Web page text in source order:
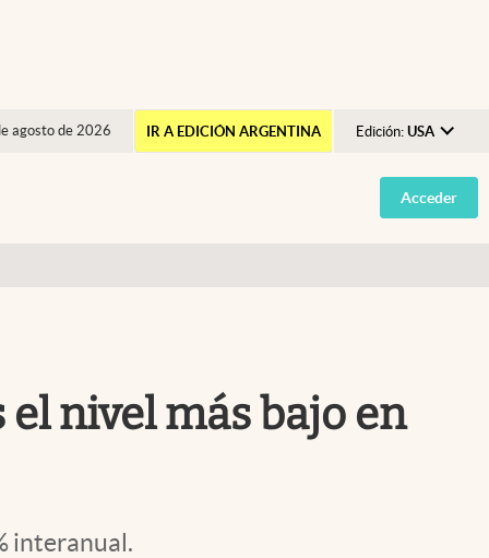
agosto de 2026 IR A EDICIÓN ARGENTINA Edición: USA
Argentina
España
Acceder
el nivel más bajo en
interanual.